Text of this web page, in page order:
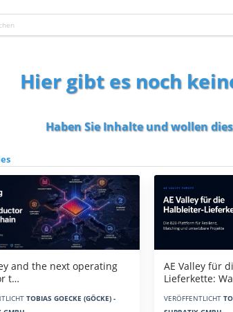
Hier gibt es noch
Haben Sie Inhalte und wollen
and the next operating
t…
TOBIAS GOECKE (GÖCKE) -
AE Valley für
Lieferkette:
VERÖFFENTLICHT